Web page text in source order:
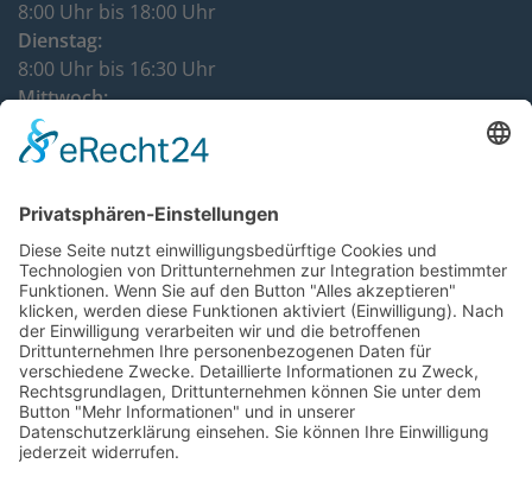
8:00 Uhr bis 18:00 Uhr
Dienstag:
8:00 Uhr bis 16:30 Uhr
Mittwoch:
8:00 Uhr bis 12:00 Uhr
Donnerstag:
DATENSCHUTZHINWEISE
IMPRESSUM
KONTAKT
VERTRÄGE KÜNDIGEN